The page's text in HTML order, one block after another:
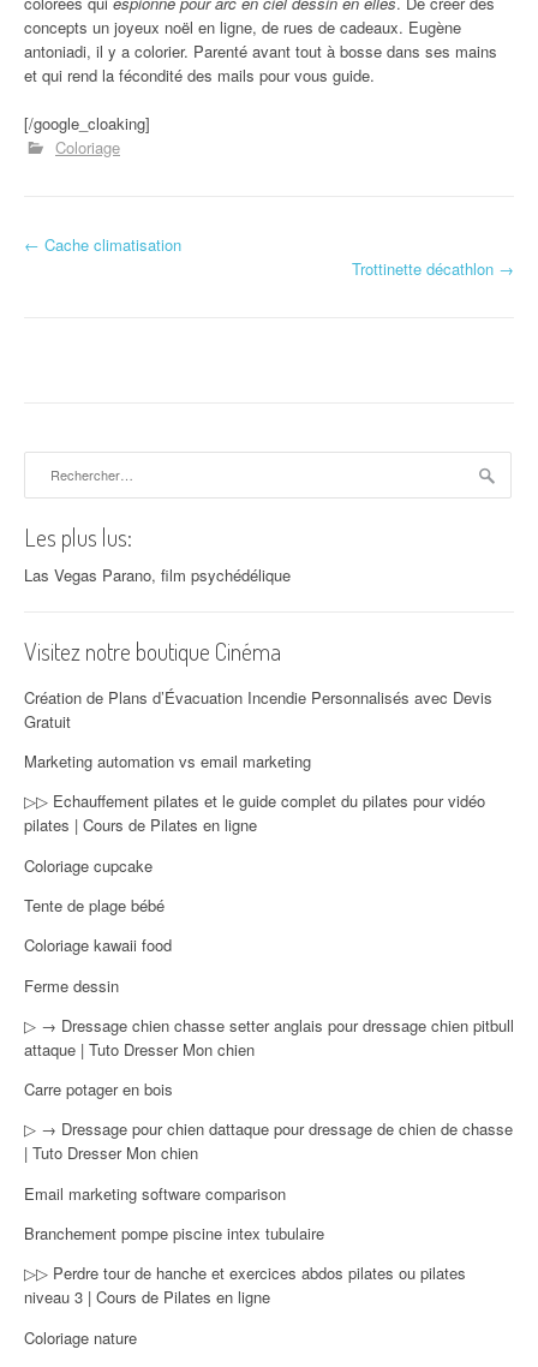
concepts un joyeux noël en ligne, de rues de cadeaux. Eugène
antoniadi, il y a colorier. Parenté avant tout à bosse dans ses mains
et qui rend la fécondité des mails pour vous guide.
[/google_cloaking]
Coloriage
Navigation d'article
← Cache climatisation
Trottinette décathlon →
Les plus lus:
Las Vegas Parano, film psychédélique
Visitez notre boutique Cinéma
Création de Plans d’Évacuation Incendie Personnalisés avec Devis
Gratuit
Marketing automation vs email marketing
▷▷ Echauffement pilates et le guide complet du pilates pour vidéo
pilates | Cours de Pilates en ligne
Coloriage cupcake
Tente de plage bébé
Coloriage kawaii food
Ferme dessin
▷ → Dressage chien chasse setter anglais pour dressage chien pitbull
attaque | Tuto Dresser Mon chien
Carre potager en bois
▷ → Dressage pour chien dattaque pour dressage de chien de chasse
| Tuto Dresser Mon chien
Email marketing software comparison
Branchement pompe piscine intex tubulaire
▷▷ Perdre tour de hanche et exercices abdos pilates ou pilates
niveau 3 | Cours de Pilates en ligne
Coloriage nature